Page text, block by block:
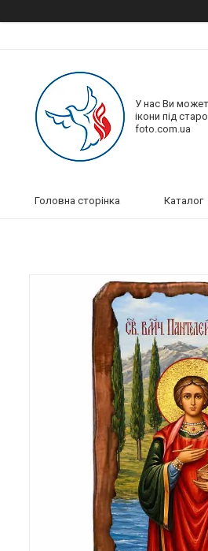
У нас Ви
ікони під
foto.com.ua
Головна сторінка Каталог